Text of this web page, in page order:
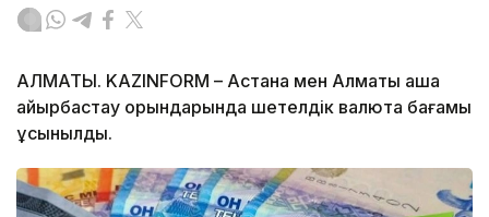
АЛМАТЫ. KAZINFORM – Астана мен Алматы ақша
айырбастау орындарында шетелдік валюта бағамы
ұсынылды.